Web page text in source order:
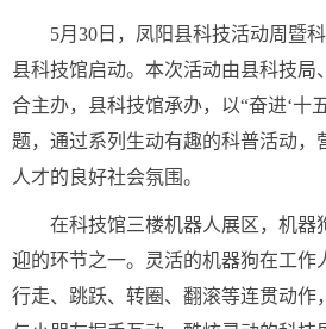
5月30日，凤阳县科技活动周暨
县科技馆启动。本次活动由县科技局
合主办，县科技馆承办，以“奋进‘十
题，通过系列生动有趣的科普活动，
人才的良好社会氛围。
在科技馆三楼机器人展区，机器
迎的环节之一。灵活的机器狗在工作
行走、跳跃、转圈、翻滚等连贯动作